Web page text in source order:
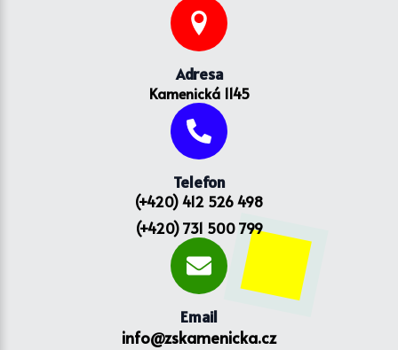
Adresa
Kamenická 1145
Telefon
(+420) 412 526 498
(+420) 731 500 799
Email
info@zskamenicka.cz